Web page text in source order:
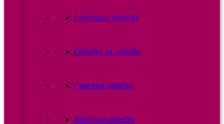
Francúzske obliečky
Obliečky na vankúše
Flanelové obliečky
Nežehlivé obliečky